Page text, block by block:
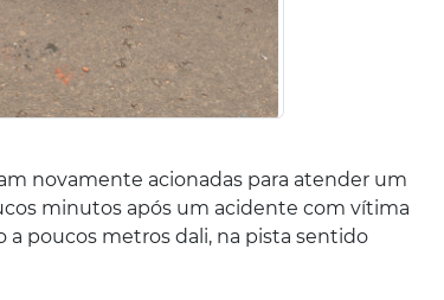
novamente acionadas para atender um
minutos após um acidente com vítima
poucos metros dali, na pista sentido